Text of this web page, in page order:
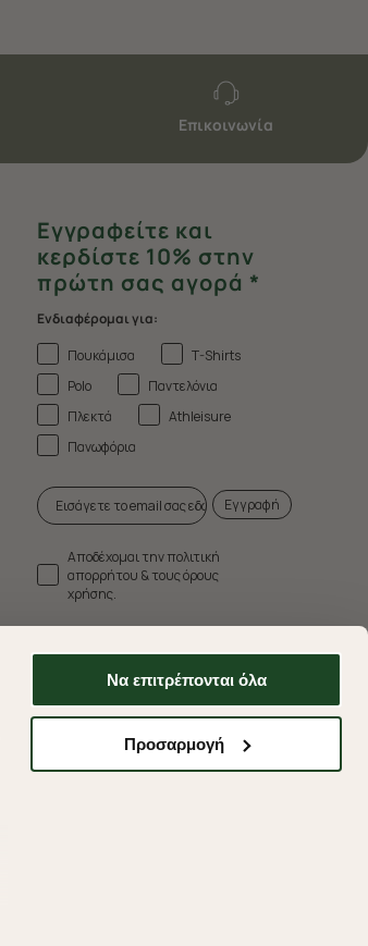
Να επιτρέπονται όλα
Προσαρμογή
Επικοινωνία
Εγγραφείτε και
κερδίστε 10% στην
πρώτη σας αγορά *
Ενδιαφέρομαι για:
Πουκάμισα
T-Shirts
Polo
Παντελόνια
Πλεκτά
Athleisure
Πανωφόρια
Εγγραφή
Αποδέχομαι την πολιτική
απορρήτου & τους όρους
χρήσης.